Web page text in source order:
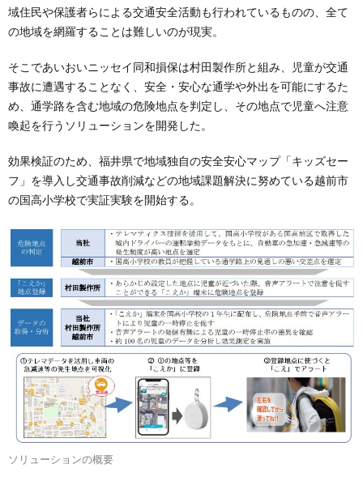
域住民や保護者らによる交通安全活動も行われているものの、全て
の地域を網羅することは難しいのが現実。
そこであいおいニッセイ同和損保は村田製作所と組み、児童が交通
事故に遭遇することなく、安全・安心な通学や外出を可能にするた
め、通学路を含む地域の危険地点を判定し、その地点で児童へ注意
喚起を行うソリューションを開発した。
効果検証のため、福井県で地域独自の安全安心マップ「キッズセー
フ」を導入し交通事故削減などの地域課題解決に努めている越前市
の国高小学校で実証実験を開始する。
ソリューションの概要